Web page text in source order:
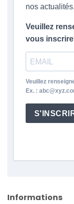
Informations
nos actualités.
Veuillez
vous inscrire
Veuillez
Ex. :